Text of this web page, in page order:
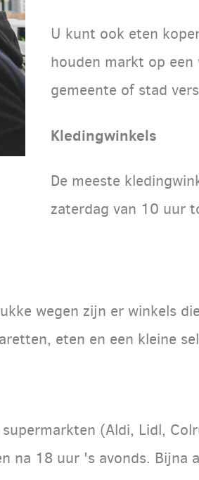
U kunt ook eten
houden markt op een
gemeente of stad
Kledingwinkels
De meeste
zaterdag van 10 uur
wegen zijn er winkels
eten en een kleine
(Aldi, Lidl,
na 18 uur 's avonds. Bijna